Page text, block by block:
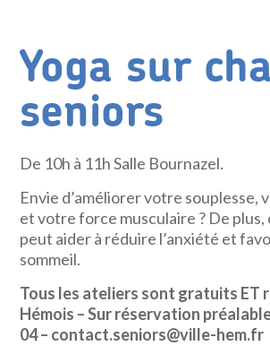
Yoga sur
seniors
De 10h à 11h Salle Bournazel.
Envie d’améliorer votre souplesse,
et votre force musculaire ? De
peut aider à réduire l’anxiété et
sommeil.
Tous les ateliers sont gratuits ET
Hémois – Sur réservation
04 – contact.seniors@ville-hem.fr